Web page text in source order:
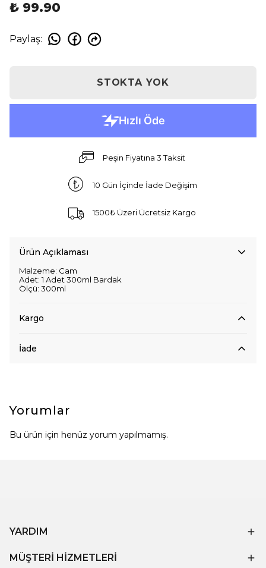
₺ 99.90
Paylaş:
STOKTA YOK
Peşin Fiyatına 3 Taksit
10 Gün İçinde İade Değişim
1500₺ Üzeri Ücretsiz Kargo
Ürün Açıklaması
Malzeme: Cam
Adet: 1 Adet 300ml Bardak
Ölçü: 300ml
Kargo
İade
Yorumlar
Bu ürün için henüz yorum yapılmamış.
YARDIM
MÜŞTERİ HİZMETLERİ